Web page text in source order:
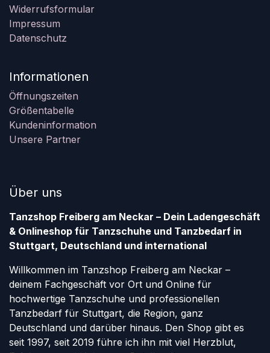
Widerrufsformular
Impressum
Datenschutz
Informationen
Öffnungszeiten
Größentabelle
Kundeninformation
Unsere Partner
Über uns
Tanzshop Freiberg am Neckar – Dein Ladengeschäft
& Onlineshop für Tanzschuhe und Tanzbedarf in
Stuttgart, Deutschland und international
Willkommen im Tanzshop Freiberg am Neckar –
deinem Fachgeschäft vor Ort und Online für
hochwertige Tanzschuhe und professionellen
Tanzbedarf für Stuttgart, die Region, ganz
Deutschland und darüber hinaus. Den Shop gibt es
seit 1997, seit 2019 führe ich ihn mit viel Herzblut,